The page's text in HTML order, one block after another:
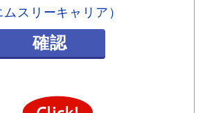
ムスリーキャリア）
確認